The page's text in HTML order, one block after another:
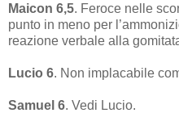
Maicon 6,5. Feroce nelle
punto in meno per
reazione verbale alla
Lucio 6. Non implacabile
Samuel 6. Vedi Lucio.